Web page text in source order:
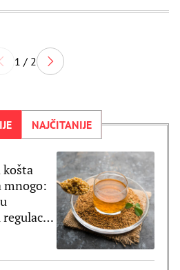
1 / 2
NAJČITANIJE
košta
mnogo: